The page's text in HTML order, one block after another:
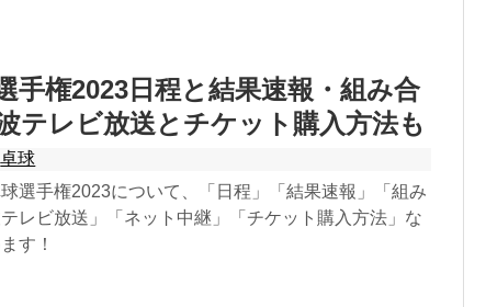
手権2023日程と結果速報・組み合
テレビ放送とチケット購入方法も
卓球
選手権2023について、「日程」「結果速報」「組み
レビ放送」「ネット中継」「チケット購入方法」な
す！